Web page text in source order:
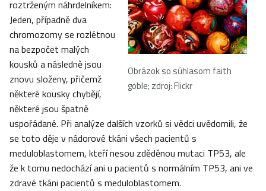
Obrázok so súhlasom faith
goble; zdroj: Flickr
roztrženým náhrdelníkem:
Jeden, případně dva
chromozomy se rozlétnou
na bezpočet malých
kousků a následně jsou
znovu složeny, přičemž
některé kousky chybějí,
některé jsou špatně
uspořádané. Při analýze dalších vzorků si vědci uvědomili, že
se toto děje v nádorové tkáni všech pacientů s
meduloblastomem, kteří nesou zděděnou mutaci TP53, ale
že k tomu nedochází ani u pacientů s normálním TP53, ani ve
zdravé tkáni pacientů s meduloblastomem.